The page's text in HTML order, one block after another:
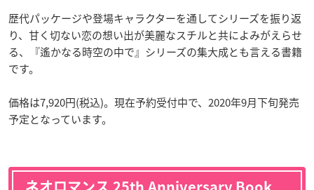
歴代パッケージや登場キャラクターを通してシリーズを振り返
り、甘く切ない恋の想い出が美麗なスチルと共によみがえらせ
る、『遙かなる時空の中で』シリーズの集大成とも言える書籍
です。
価格は7,920円(税込)。現在予約受付中で、2020年9月下旬発売
予定となっています。
ネオロマンス 25th Anniversary Book